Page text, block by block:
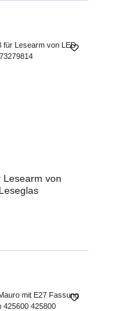
Lesearm von
LED Fluter Ischia 675815 675810 Leseglas